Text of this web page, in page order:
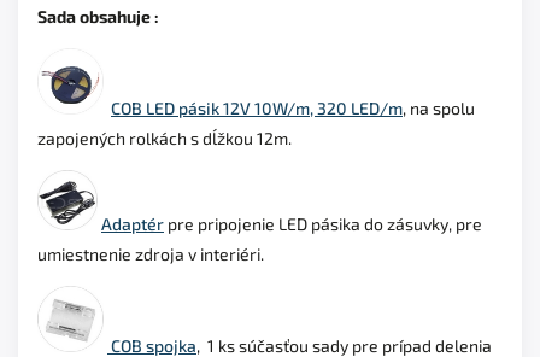
Sada obsahuje :
COB LED pásik 12V 10W/m, 320 LED/m, na spolu
zapojených rolkách s dĺžkou 12m.
Adaptér pre pripojenie LED pásika do zásuvky, pre
umiestnenie zdroja v interiéri.
COB spojka, 1 ks súčasťou sady pre prípad delenia